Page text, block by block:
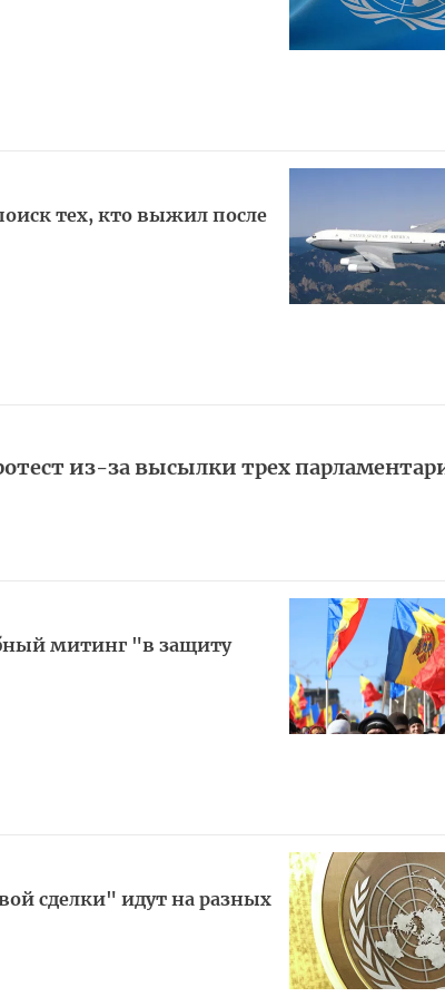
тех, кто выжил после
из-за высылки трех
митинг "в защиту
сделки" идут на разных